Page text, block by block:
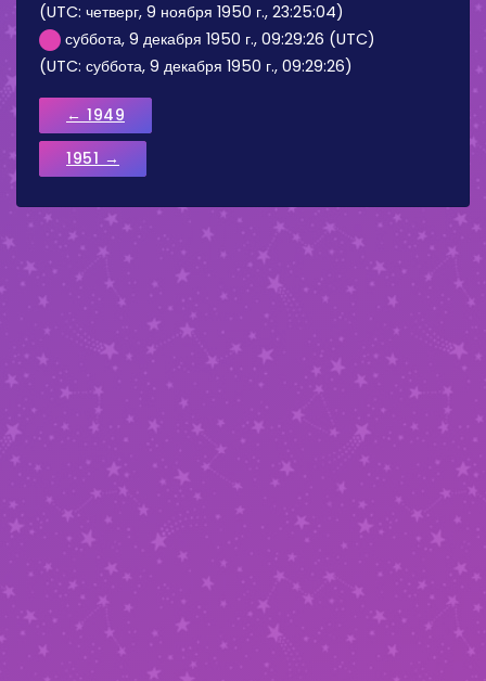
(UTC: четверг, 9 ноября 1950 г., 23:25:04)
суббота, 9 декабря 1950 г., 09:29:26 (UTC)
(UTC: суббота, 9 декабря 1950 г., 09:29:26)
← 1949
1951 →